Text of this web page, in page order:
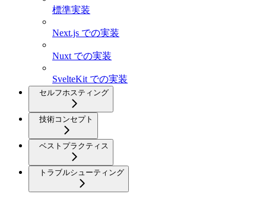
標準実装
Next.js での実装
Nuxt での実装
SvelteKit での実装
セルフホスティング
技術コンセプト
ベストプラクティス
トラブルシューティング